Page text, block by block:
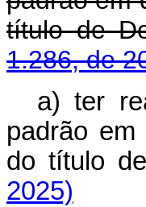
título de
1.286, de
a) ter
padrão
do título
2025)